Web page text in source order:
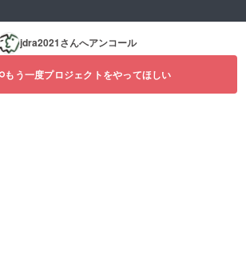
jdra2021さんへアンコール
もう一度プロジェクトをやってほしい